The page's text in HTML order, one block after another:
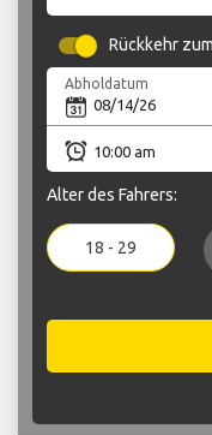
Rückkehr
Abholdatum
Alter des Fahrers:
18 - 29